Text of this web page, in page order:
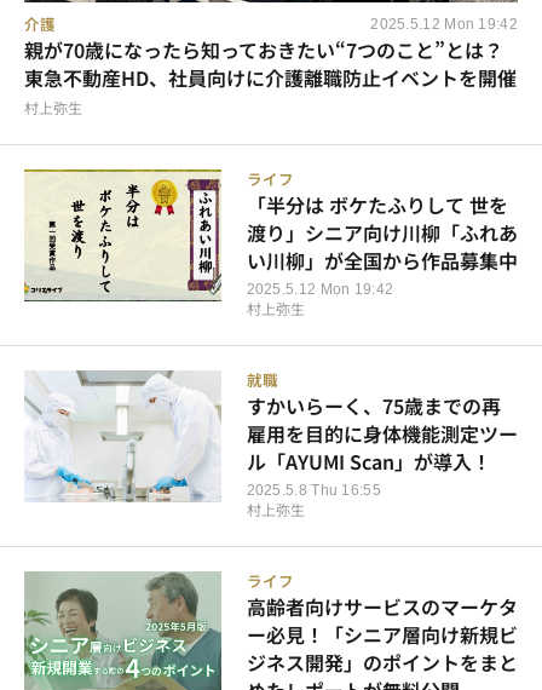
介護 2025.5.12 Mon 19:42
親が70歳になったら知っておきたい“7つのこと”とは？
東急不動産HD、社員向けに介護離職防止イベントを開催
村上弥生
ライフ
2025.5.12 Mon 19:42
「半分は ボケたふりして 世を
渡り」シニア向け川柳「ふれあ
い川柳」が全国から作品募集中
村上弥生
就職
2025.5.8 Thu 16:55
すかいらーく、75歳までの再
雇用を目的に身体機能測定ツー
ル「AYUMI Scan」が導入！
村上弥生
ライフ
高齢者向けサービスのマーケタ
ー必見！「シニア層向け新規ビ
ジネス開発」のポイントをまと